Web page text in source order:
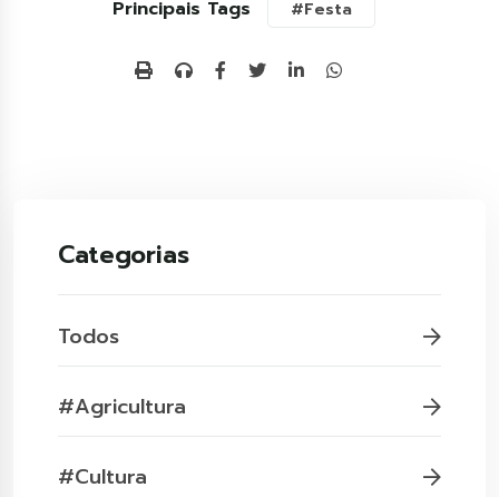
Principais Tags #Festa
Categorias
Todos
#Agricultura
#Cultura